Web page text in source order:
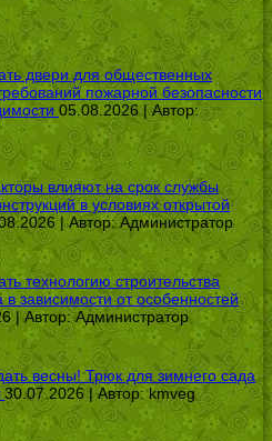
двери для общественных
пожарной безопасности
05.08.2026 | Автор:
влияют на срок службы
в условиях открытой
| Автор:Администратор
технологию строительства
в зависимости от особенностей
| Автор:Администратор
весны! Трюк для зимнего сада
30.07.2026 | Автор:kmveg